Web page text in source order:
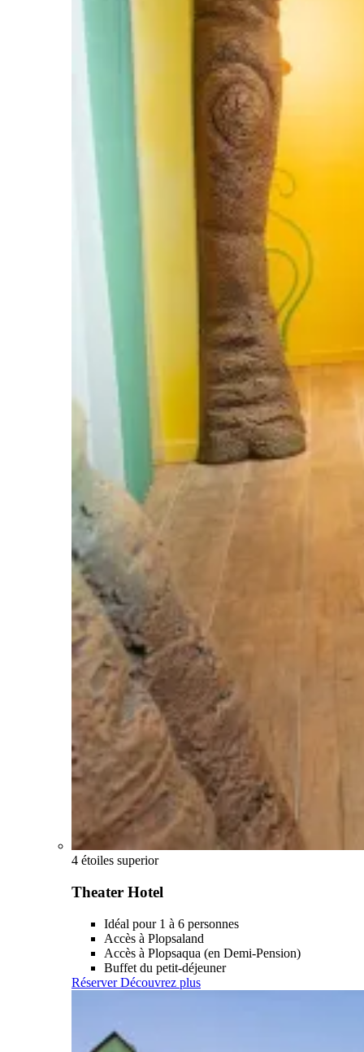
4 étoiles superior
Theater Hotel
Idéal pour 1 à 6 personnes
Accès à Plopsaland
Accès à Plopsaqua (en Demi-Pension)
Buffet du petit-déjeuner
Réserver Découvrez plus